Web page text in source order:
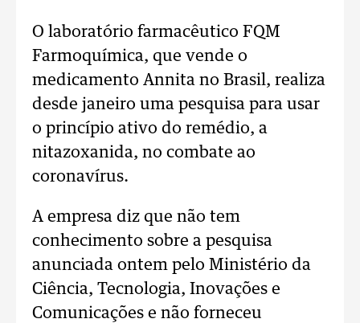
O laboratório farmacêutico FQM
Farmoquímica, que vende o
medicamento Annita no Brasil, realiza
desde janeiro uma pesquisa para usar
o princípio ativo do remédio, a
nitazoxanida, no combate ao
coronavírus.
A empresa diz que não tem
conhecimento sobre a pesquisa
anunciada ontem pelo Ministério da
Ciência, Tecnologia, Inovações e
Comunicações e não forneceu